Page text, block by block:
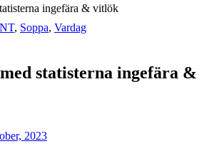
, Soppa, Vardag
statisterna ingefära &
2023